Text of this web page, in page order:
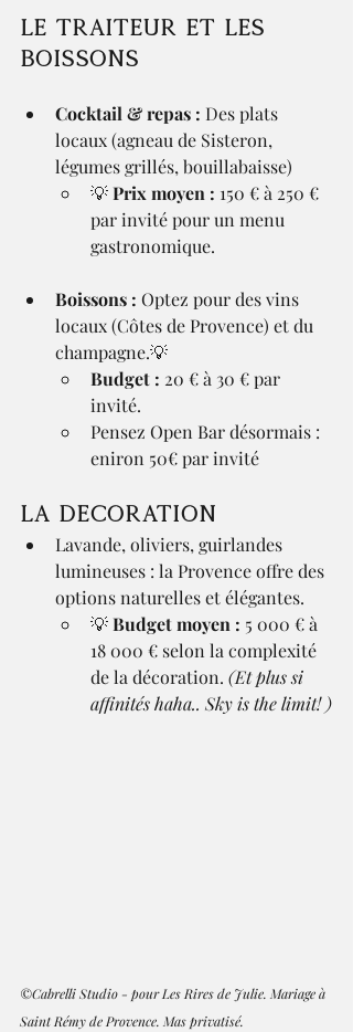
Le traiteur et les
boissons
Cocktail & repas : Des plats
locaux (agneau de Sisteron,
légumes grillés, bouillabaisse)
💡 Prix moyen : 150 € à 250 €
par invité pour un menu
gastronomique.
Boissons : Optez pour des vins
locaux (Côtes de Provence) et du
champagne.💡
Budget : 20 € à 30 € par
invité.
Pensez Open Bar désormais :
eniron 50€ par invité
La décoration
Lavande, oliviers, guirlandes
lumineuses : la Provence offre des
options naturelles et élégantes.
💡 Budget moyen : 5 000 € à
18 000 € selon la complexité
de la décoration. (Et plus si
affinités haha.. Sky is the limit! )
©Cabrelli Studio - pour Les Rires de Julie. Mariage à
Saint Rémy de Provence. Mas privatisé.